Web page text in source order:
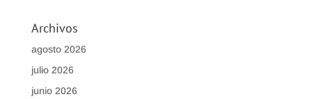
Archivos
agosto 2026
julio 2026
junio 2026